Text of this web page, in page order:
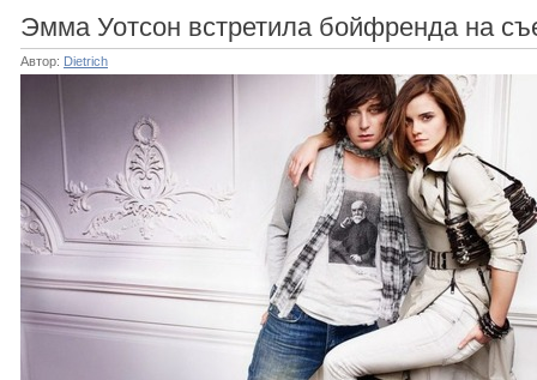
Эмма Уотсон встретила бойфренда на
Автор: Dietrich